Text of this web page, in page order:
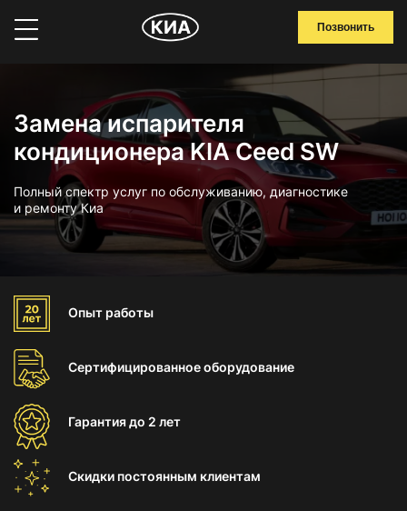
Позвонить
Замена испарителя
кондиционера KIA Ceed SW
Полный спектр услуг по обслуживанию, диагностике
и ремонту Киа
Опыт работы
Сертифицированноеоборудование
Гарантиядо 2 лет
Скидки постоянным клиентам